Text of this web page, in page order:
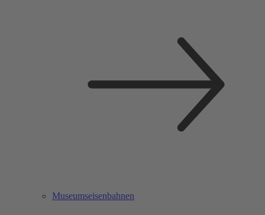
Museumseisenbahnen